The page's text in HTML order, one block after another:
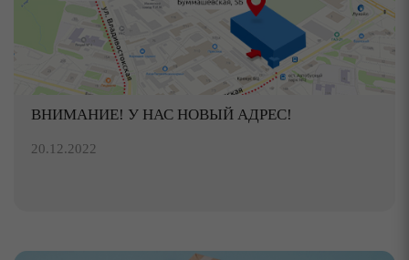
ВНИМАНИЕ! У НАС НОВЫЙ АДРЕС!
20.12.2022